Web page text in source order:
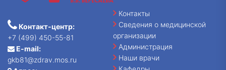
Контакт-центр:
+7 (499) 450-55-81
E-mail:
gkb81@zdrav.mos.ru
Контакты
Сведения о медицинской
организации
Администрация
Наши врачи